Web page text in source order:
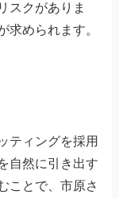
スクがありま
求められます。
ティングを採用
自然に引き出す
ことで、市原さ